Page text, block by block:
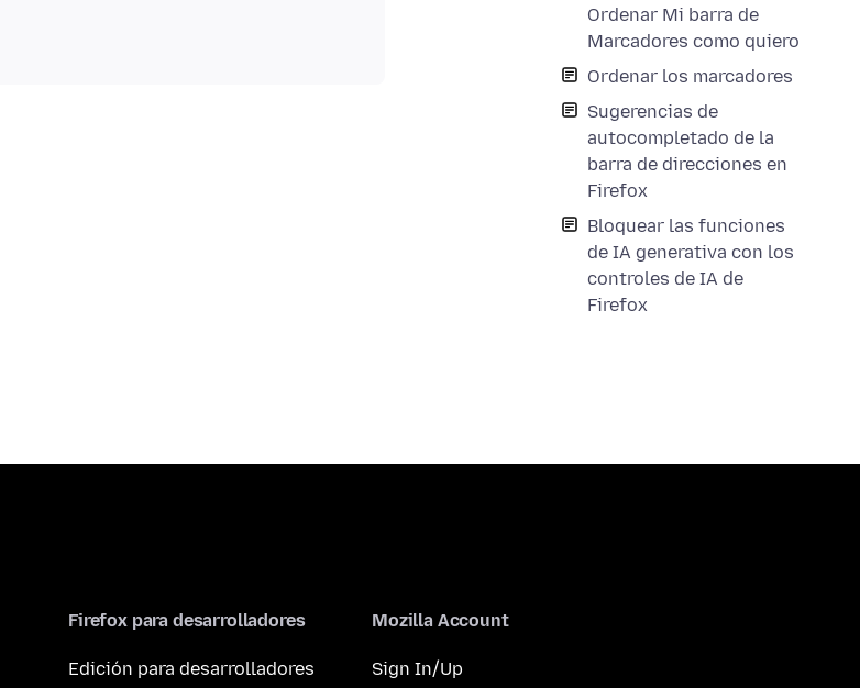
Ordenar Mi barra de
Marcadores como quiero
Ordenar los marcadores
Sugerencias de
autocompletado de la
barra de direcciones en
Firefox
Bloquear las funciones
de IA generativa con los
controles de IA de
Firefox
Firefox para desarrolladores
Edición para desarrolladores
Mozilla Account
Sign In/Up